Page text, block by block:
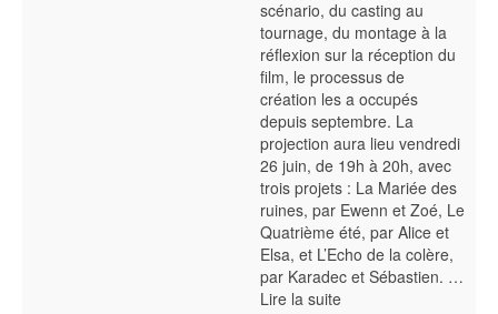
scénario, du casting au
tournage, du montage à la
réflexion sur la réception du
film, le processus de
création les a occupés
depuis septembre. La
projection aura lieu vendredi
26 juin, de 19h à 20h, avec
trois projets : La Mariée des
ruines, par Ewenn et Zoé, Le
Quatrième été, par Alice et
Elsa, et L’Echo de la colère,
par Karadec et Sébastien. …
Lire la suite